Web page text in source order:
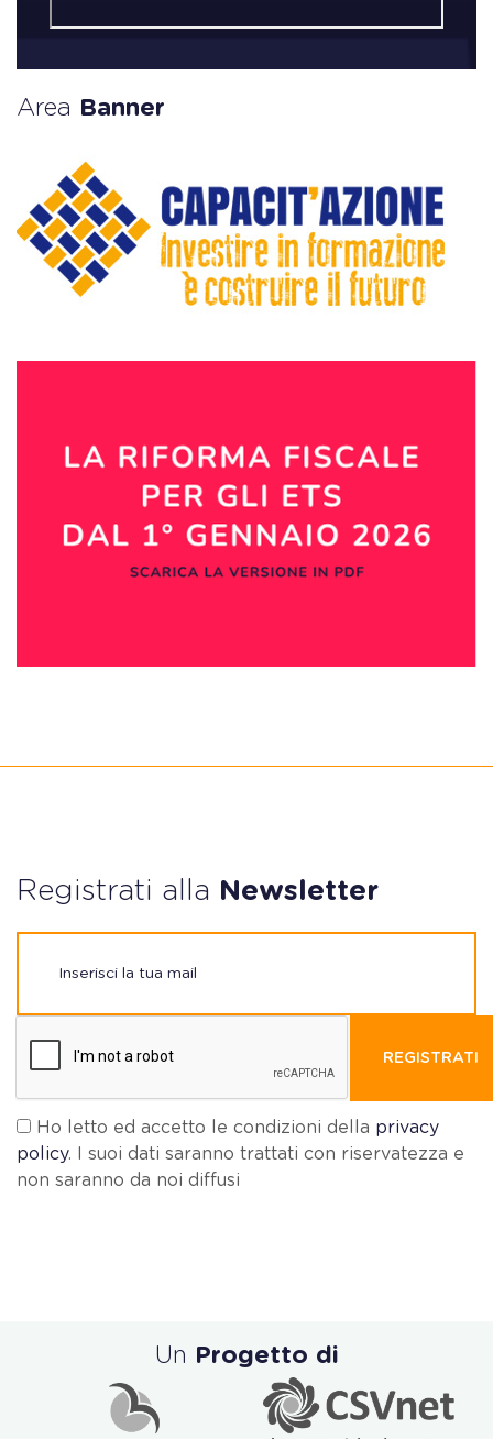
Area Banner
Registrati alla Newsletter
REGISTRATI
Ho letto ed accetto le condizioni della privacy
policy. I suoi dati saranno trattati con riservatezza e
non saranno da noi diffusi
Un Progetto di